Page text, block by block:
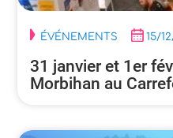
ÉVÉNEMENTS 15/
31 janvier et 1er
Morbihan au